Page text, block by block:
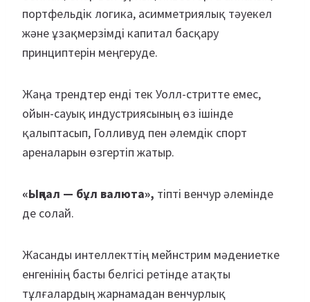
портфельдік логика, асимметриялық тәуекел
және ұзақмерзімді капитал басқару
принциптерін меңгеруде.
Жаңа трендтер енді тек Уолл-стритте емес,
ойын-сауық индустриясының өз ішінде
қалыптасып, Голливуд пен әлемдік спорт
ареналарын өзгертіп жатыр.
«Ықпал — бұл валюта», тіпті венчур әлемінде
де солай.
Жасанды интеллекттің мейнстрим мәдениетке
енгенінің басты белгісі ретінде атақты
тұлғалардың жарнамадан венчурлық